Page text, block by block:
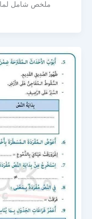
ملخص شامل